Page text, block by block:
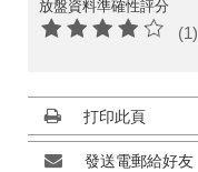
放盤資料準確性評分
(1)
打印此頁
發送電郵給好友